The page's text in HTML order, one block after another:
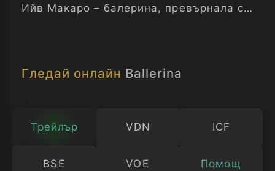
Ийв Макаро – балерина, превърнала се
Гледай онлайн Ballerina
Трейлър VDN ICF
BSE VOE Помощ